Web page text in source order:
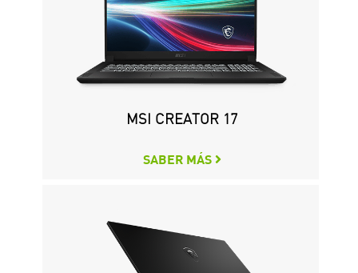
MSI CREATOR 17
SABER MÁS